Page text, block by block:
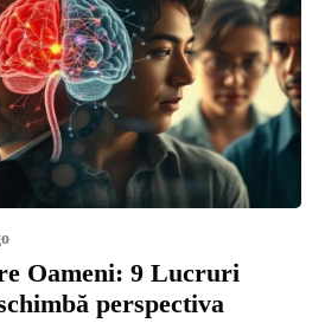
Oameni: 9 Lucruri
perspectiva